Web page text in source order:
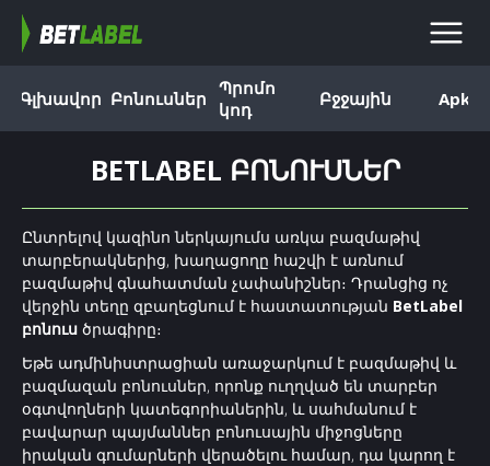
Գլխավոր Բոնուսներ Պրոմո
կոդ
Բջջային Apk
BETLABEL ԲՈՆՈՒՍՆԵՐ
Ընտրելով կազինո ներկայումս առկա բազմաթիվ
տարբերակներից, խաղացողը հաշվի է առնում
բազմաթիվ գնահատման չափանիշներ։ Դրանցից ոչ
վերջին տեղը զբաղեցնում է հաստատության BetLabel
բոնուս ծրագիրը։
Եթե ադմինիստրացիան առաջարկում է բազմաթիվ և
բազմազան բոնուսներ, որոնք ուղղված են տարբեր
օգտվողների կատեգորիաներին, և սահմանում է
բավարար պայմաններ բոնուսային միջոցները
իրական գումարների վերածելու համար, դա կարող է